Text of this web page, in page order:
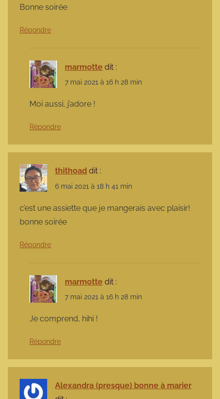
Bonne soirée
Répondre
marmotte dit :
7 mai 2021 à 16 h 28 min
Moi aussi, j’adore !
Répondre
thithoad dit :
6 mai 2021 à 18 h 41 min
c’est une assiette que je mangerais avec plaisir!
bonne soirée
Répondre
marmotte dit :
7 mai 2021 à 16 h 28 min
Je comprend, hihi !
Répondre
Alexandra (presque) bonne à marier